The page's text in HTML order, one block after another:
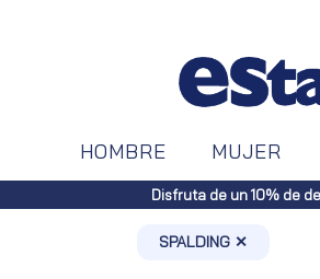
HOMBRE MUJER
Disfruta de un 10% de
SPALDING ✕